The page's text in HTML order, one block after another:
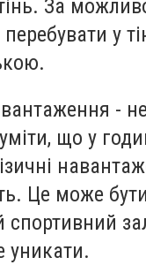
За
у
-
що у
Це може бути
спортивний
уникати.